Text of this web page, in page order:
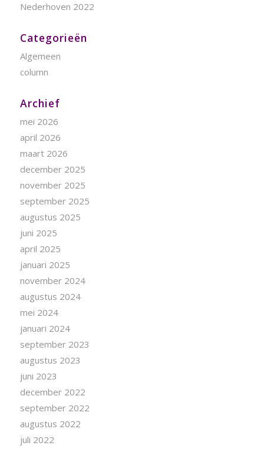
Nederhoven 2022
Categorieën
Algemeen
column
Archief
mei 2026
april 2026
maart 2026
december 2025
november 2025
september 2025
augustus 2025
juni 2025
april 2025
januari 2025
november 2024
augustus 2024
mei 2024
januari 2024
september 2023
augustus 2023
juni 2023
december 2022
september 2022
augustus 2022
juli 2022